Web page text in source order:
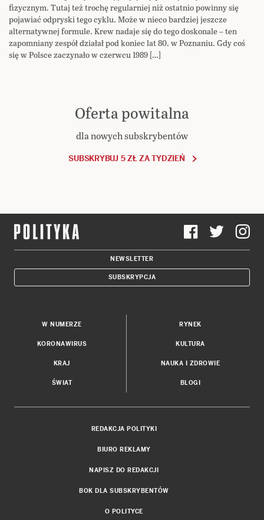
fizycznym. Tutaj też trochę regularniej niż ostatnio powinny się
pojawiać odpryski tego cyklu. Może w nieco bardziej jeszcze
alternatywnej formule. Krew nadaje się do tego doskonale – ten
zapomniany zespół działał pod koniec lat 80. w Poznaniu. Gdy coś
się w Polsce zaczynało w czerwcu 1989 […]
Oferta powitalna
dla nowych subskrybentów
SUBSKRYBUJ 5 ZŁ ZA TYDZIEŃ
NEWSLETTER
SUBSKRYPCJA
W NUMERZE
KORONAWIRUS
KRAJ
ŚWIAT
RYNEK
KULTURA
NAUKA I ZDROWIE
BLOGI
REDAKCJA POLITYKI
BIURO REKLAMY
NAPISZ DO REDAKCJI
BOK DLA SUBSKRYBENTÓW
O POLITYCE